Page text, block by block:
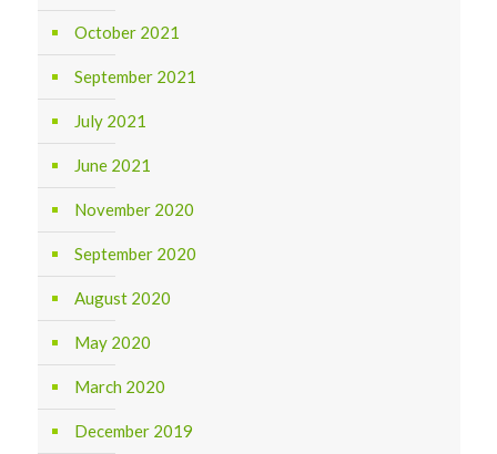
October 2021
September 2021
July 2021
June 2021
November 2020
September 2020
August 2020
May 2020
March 2020
December 2019